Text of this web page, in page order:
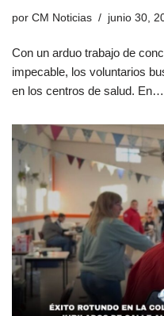
por CM Noticias junio 30,
Con un arduo trabajo de
impecable, los voluntarios
en los centros de salud. En…